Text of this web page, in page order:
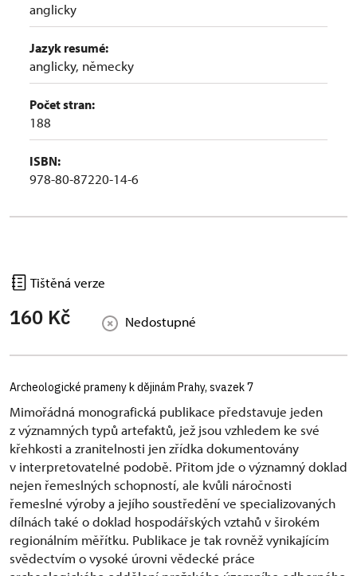
anglicky
Jazyk resumé:
anglicky, německy
Počet stran:
188
ISBN:
978-80-87220-14-6
Tištěná verze
160 Kč Nedostupné
Archeologické prameny k dějinám Prahy, svazek 7
Mimořádná monografická publikace představuje jeden
z významných typů artefaktů, jež jsou vzhledem ke své
křehkosti a zranitelnosti jen zřídka dokumentovány
v interpretovatelné podobě. Přitom jde o významný doklad
nejen řemeslných schopností, ale kvůli náročnosti
řemeslné výroby a jejího soustředění ve specializovaných
dílnách také o doklad hospodářských vztahů v širokém
regionálním měřítku. Publikace je tak rovněž vynikajícím
svědectvím o vysoké úrovni vědecké práce